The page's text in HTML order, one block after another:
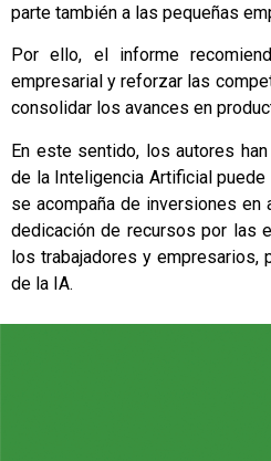
parte también a las pequeñas
Por ello, el informe
empresarial y reforzar las
consolidar los avances en
En este sentido, los autores
de la Inteligencia Artificial
se acompaña de inversiones
dedicación de recursos por las
los trabajadores y empresarios,
de la IA.